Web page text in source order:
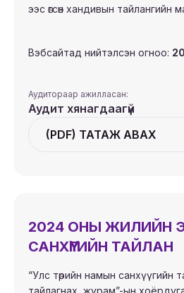
ээс өгсөн хандивын тайлангийн
Вэбсайтад нийтэлсэн огноо:
Аудитораар ажилласан:
Аудит хянагдаагүй
(PDF) ТАТАЖ АВАХ
2024 ОНЫ ЖИЛИЙН
САНХҮҮГИЙН ТАЙЛАН
“Улс төрийн намын санхүүгийн
тайлагнах журам”-ын